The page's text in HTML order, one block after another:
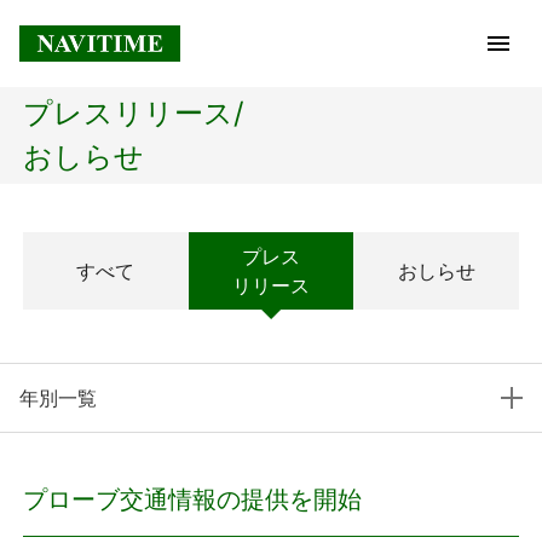
トップページ
経営理念
プレスリリース
プレスリリース/
おしらせ
すべて
プレス
リリース
おしらせ
年別一覧
プローブ交通情報の提供を開始